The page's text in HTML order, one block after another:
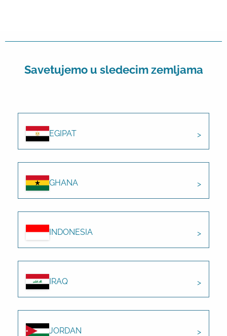
Savetujemo u sledecim zemljama
EGIPAT
GHANA
INDONESIA
IRAQ
JORDAN